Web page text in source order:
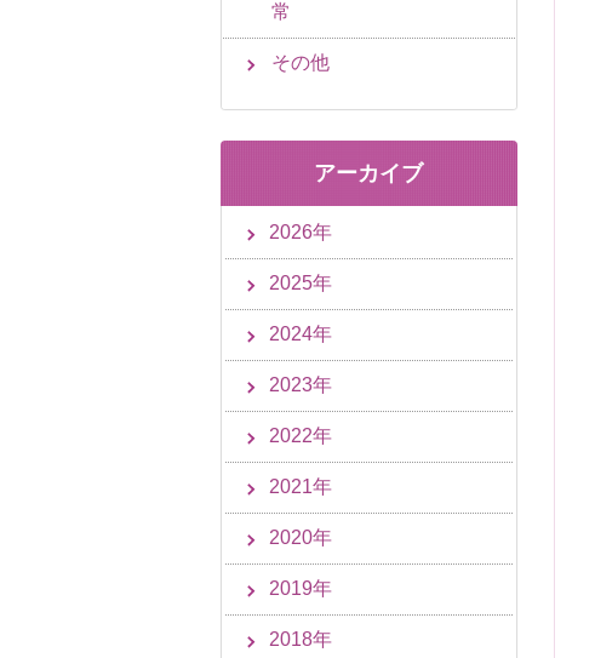
常
その他
アーカイブ
2026年
2025年
2024年
2023年
2022年
2021年
2020年
2019年
2018年